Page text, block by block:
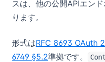
スは、他の公開APIエン
ります。
形式はRFC 8693 OAuth
6749 §5.2(opens in a
準拠です。